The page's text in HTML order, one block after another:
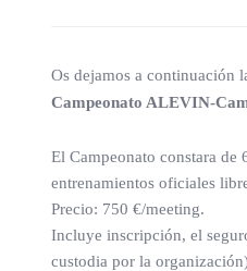
Os dejamos a continuación
Campeonato ALEVIN-
El Campeonato constara de
entrenamientos oficiales
Precio: 750 €/meeting.
Incluye inscripción, el
custodia por la